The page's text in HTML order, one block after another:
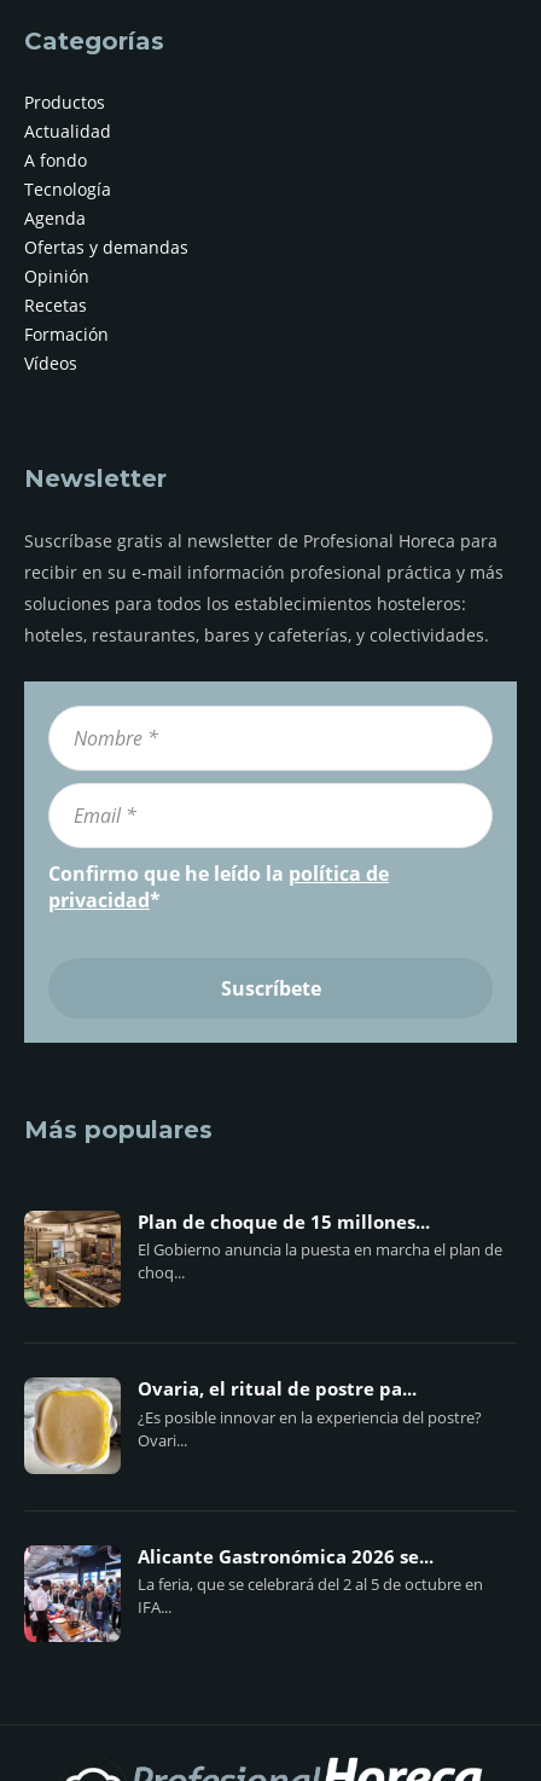
Categorías
Productos
Actualidad
A fondo
Tecnología
Agenda
Ofertas y demandas
Opinión
Recetas
Formación
Vídeos
Newsletter
Suscríbase gratis al newsletter de Profesional Horeca para
recibir en su e-mail información profesional práctica y más
soluciones para todos los establecimientos hosteleros:
hoteles, restaurantes, bares y cafeterías, y colectividades.
Confirmo que he leído la política de
privacidad*
Más populares
Plan de choque de 15 millones...
El Gobierno anuncia la puesta en marcha el plan de
choq...
Ovaria, el ritual de postre pa...
¿Es posible innovar en la experiencia del postre?
Ovari...
Alicante Gastronómica 2026 se...
La feria, que se celebrará del 2 al 5 de octubre en
IFA...